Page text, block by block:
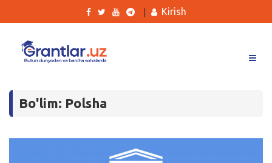
Tanlovlar
Kirish
Bo'lim: Polsha